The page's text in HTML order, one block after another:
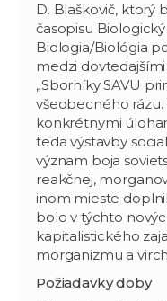
D. Blaškovič, ktorý
časopisu
Biologia/Biológia
medzi
„Sborníky SAVU
všeobecného rázu.
konkrétnymi
teda výstavby
význam boja
reakčnej,
inom mieste
bolo v týchto
kapitalistického
morganizmu a
Požiadavky doby